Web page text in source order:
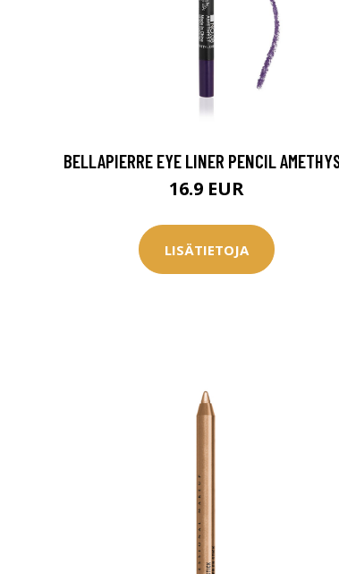
BELLAPIERRE EYE LINER PENCIL
16.9 EUR
LISÄTIETOJA